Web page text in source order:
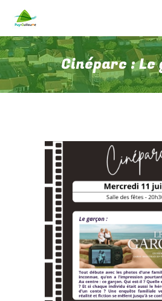
Cinéparc : Le